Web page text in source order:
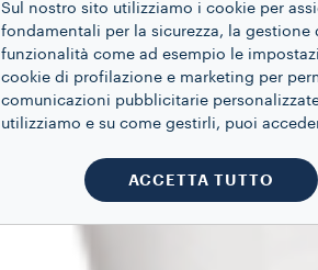
Sul nostro sito utilizziamo i cookie per
fondamentali per la sicurezza, la gestione
funzionalità come ad esempio le
cookie di profilazione e marketing per
comunicazioni pubblicitarie
utilizziamo e su come gestirli, puoi
ACCETTA TUTTO